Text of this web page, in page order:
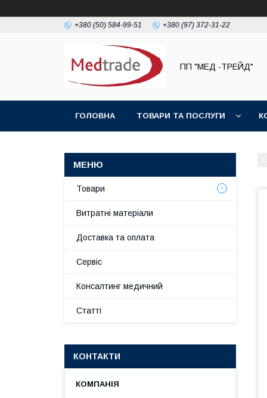
+380 (50) 584-99-51 +380 (97) 372-31-22
ПП "МЕД -ТРЕЙД"
ГОЛОВНА ТОВАРИ ТА ПОСЛУГИ
Товари
Витратні матеріали
Доставка та оплата
Сервіс
Консалтинг медичний
Статті
КОНТАКТИ